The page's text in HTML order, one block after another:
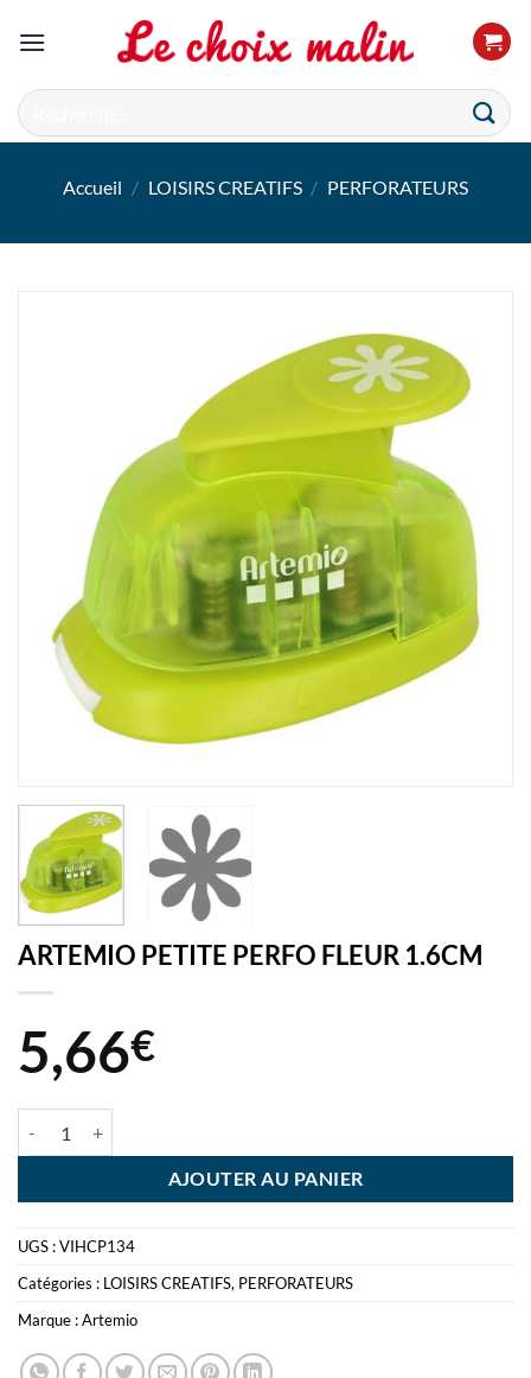
Recherche
pour :
Accueil / LOISIRS CREATIFS / PERFORATEURS
ARTEMIO PETITE PERFO FLEUR 1.6CM
5,66€
AJOUTER AU PANIER
UGS :VIHCP134
Catégories : LOISIRS CREATIFS, PERFORATEURS
Marque :Artemio